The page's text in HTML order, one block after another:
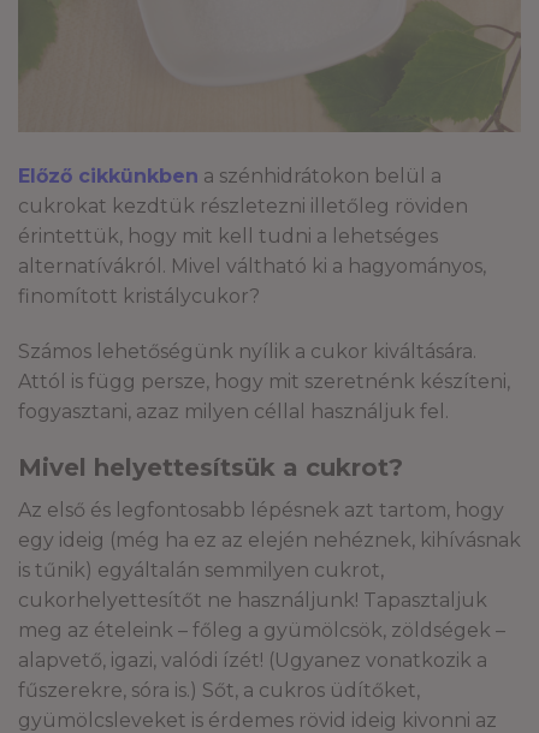
Előző cikkünkben a szénhidrátokon belül a
cukrokat kezdtük részletezni illetőleg röviden
érintettük, hogy mit kell tudni a lehetséges
alternatívákról. Mivel váltható ki a hagyományos,
finomított kristálycukor?
Számos lehetőségünk nyílik a cukor kiváltására.
Attól is függ persze, hogy mit szeretnénk készíteni,
fogyasztani, azaz milyen céllal használjuk fel.
Mivel helyettesítsük a cukrot?
Az első és legfontosabb lépésnek azt tartom, hogy
egy ideig (még ha ez az elején nehéznek, kihívásnak
is tűnik) egyáltalán semmilyen cukrot,
cukorhelyettesítőt ne használjunk! Tapasztaljuk
meg az ételeink – főleg a gyümölcsök, zöldségek –
alapvető, igazi, valódi ízét! (Ugyanez vonatkozik a
fűszerekre, sóra is.) Sőt, a cukros üdítőket,
gyümölcsleveket is érdemes rövid ideig kivonni az